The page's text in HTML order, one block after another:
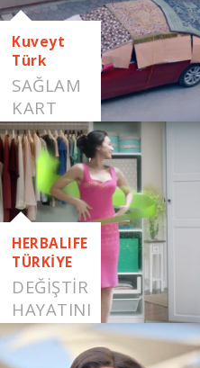
Kuveyt
Türk
SAĞLAM
KART
HERBALIFE
TÜRKİYE
DEĞİŞTİR
HAYATINI